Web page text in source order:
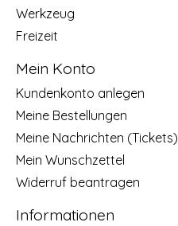
Werkzeug
Freizeit
Mein Konto
Kundenkonto anlegen
Meine Bestellungen
Meine Nachrichten (Tickets)
Mein Wunschzettel
Widerruf beantragen
Informationen